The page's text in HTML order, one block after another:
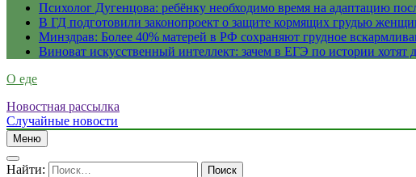
Психолог Дугенцова: ребёнку необходимо время на адаптацию
В ГД подготовили законопроект о защите кормящих грудью
Минздрав: Более 40% матерей в РФ сохраняют грудное
Виноват искусственный интеллект: зачем в ЕГЭ по истории хотят
О еде
Новостная рассылка
Случайные новости
Меню
Найти: